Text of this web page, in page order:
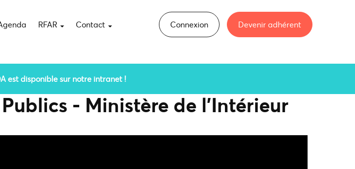
RFAR Contact Connexion Devenir adhérent
est disponible sur notre intranet !
- Ministère de l'Intérieur